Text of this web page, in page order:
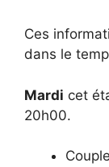
Ces
dans le
Mardi cet
20h00.